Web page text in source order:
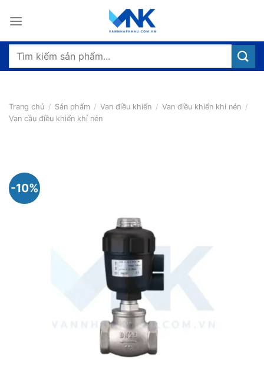
qua
dung
Tìm
Trang chủ / Sản phẩm / Van điều khiển / Van điều khiển khí nén /
Van cầu điều khiển khí nén
-10%